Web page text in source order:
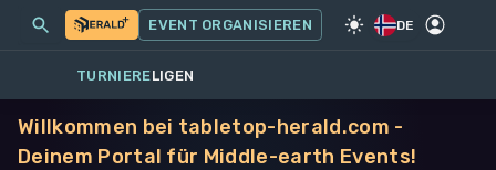
SPIEL·WARHAMMER 40K
MEINE EVENTS MEHR
EVENT ORGANISIEREN DE
TURNIERELIGEN
Willkommen bei tabletop-herald.com -
Deinem Portal für Middle-earth Events!